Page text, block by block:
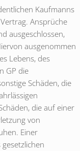
Kaufmanns
Ansprüche
ausgeschlossen,
ausgenommen
Lebens, des
GP die
Schäden, die
die auf einer
von
Einer